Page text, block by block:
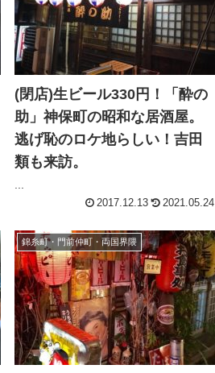
(閉店)生ビール330円！「酔の
助」神保町の昭和な居酒屋。
逃げ恥のロケ地らしい！吉田
類も来訪。
2017.12.13 2021.05.24
錦糸町・門前仲町・両国界隈